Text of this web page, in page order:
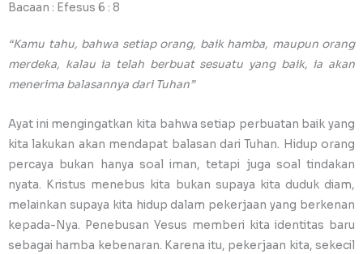
Bacaan : Efesus 6 : 8
“Kamu tahu, bahwa setiap orang, baik hamba, maupun orang
merdeka, kalau ia telah berbuat sesuatu yang baik, ia akan
menerima balasannya dari Tuhan”
Ayat ini mengingatkan kita bahwa setiap perbuatan baik yang
kita lakukan akan mendapat balasan dari Tuhan. Hidup orang
percaya bukan hanya soal iman, tetapi juga soal tindakan
nyata. Kristus menebus kita bukan supaya kita duduk diam,
melainkan supaya kita hidup dalam pekerjaan yang berkenan
kepada-Nya. Penebusan Yesus memberi kita identitas baru
sebagai hamba kebenaran. Karena itu, pekerjaan kita, sekecil